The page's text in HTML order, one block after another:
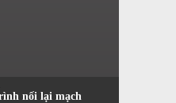
nối lại mạch